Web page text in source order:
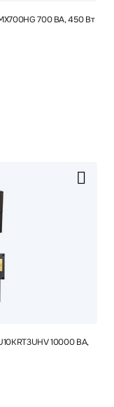
700 ВА, 450 Вт
10000 ВА,